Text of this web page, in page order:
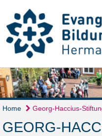
Home Georg-Haccius-
GEORG-